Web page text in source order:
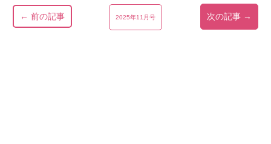
← 前の記事 2025年11月号 次の記事 →